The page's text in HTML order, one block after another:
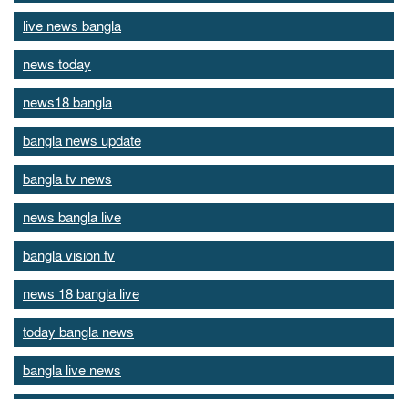
live news bangla
news today
news18 bangla
bangla news update
bangla tv news
news bangla live
bangla vision tv
news 18 bangla live
today bangla news
bangla live news